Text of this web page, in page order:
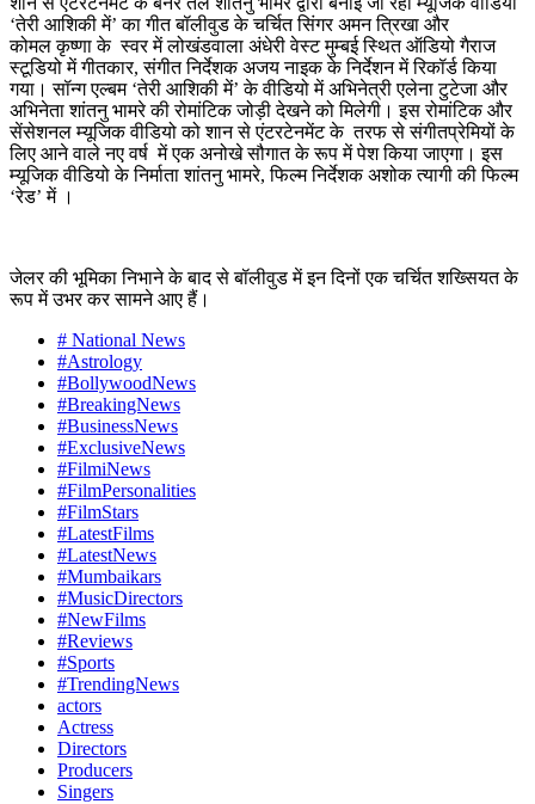
‘तेरी आशिकी में’ का गीत बॉलीवुड के चर्चित सिंगर अमन त्रिखा और
कोमल कृष्णा के स्वर में लोखंडवाला अंधेरी वेस्ट मुम्बई स्थित ऑडियो गैराज
स्टूडियो में गीतकार, संगीत निर्देशक अजय नाइक के निर्देशन में रिकॉर्ड किया
गया। सॉन्ग एल्बम ‘तेरी आशिकी में’ के वीडियो में अभिनेत्री एलेना टुटेजा और
अभिनेता शांतनु भामरे की रोमांटिक जोड़ी देखने को मिलेगी। इस रोमांटिक और
सेंसेशनल म्यूजिक वीडियो को शान से एंटरटेनमेंट के तरफ से संगीतप्रेमियों के
लिए आने वाले नए वर्ष में एक अनोखे सौगात के रूप में पेश किया जाएगा। इस
म्यूजिक वीडियो के निर्माता शांतनु भामरे, फिल्म निर्देशक अशोक त्यागी की फिल्म
‘रेड’ में ।
जेलर की भूमिका निभाने के बाद से बॉलीवुड में इन दिनों एक चर्चित शख्सियत के
रूप में उभर कर सामने आए हैं।
# National News
#Astrology
#BollywoodNews
#BreakingNews
#BusinessNews
#ExclusiveNews
#FilmiNews
#FilmPersonalities
#FilmStars
#LatestFilms
#LatestNews
#Mumbaikars
#MusicDirectors
#NewFilms
#Reviews
#Sports
#TrendingNews
actors
Actress
Directors
Producers
Singers